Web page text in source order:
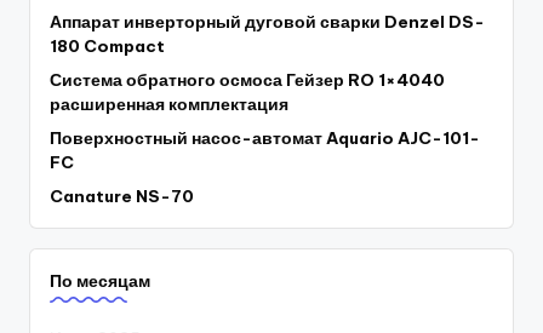
Аппарат инверторный дуговой сварки Denzel DS-
180 Compact
Система обратного осмоса Гейзер RO 1×4040
расширенная комплектация
Поверхностный насос-автомат Aquario AJC-101-
FC
Canature NS-70
По месяцам